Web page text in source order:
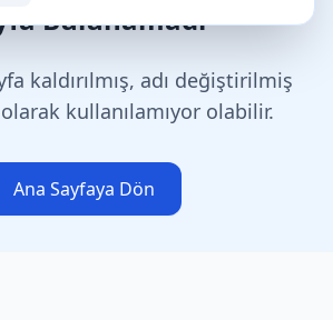
Bulunamadı
kaldırılmış, adı değiştirilmiş
kullanılamıyor olabilir.
Ana Sayfaya Dön